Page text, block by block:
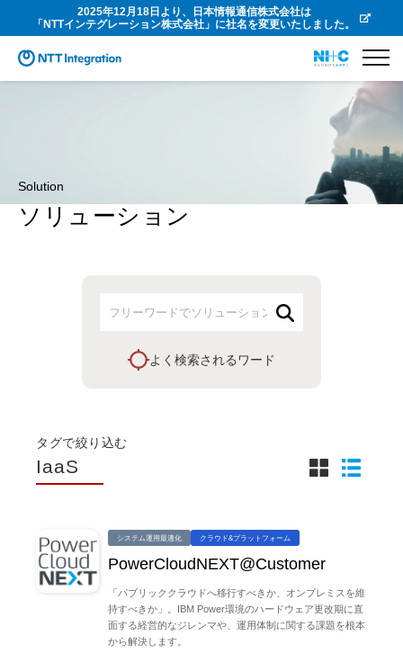
2025年12月18日より、日本情報通信株式会社は
「NTTインテグレーション株式会社」に社名を変更いたしました。
Solution
ソリューション
よく検索されるワード
タグで絞り込む
IaaS
システム運用最適化 クラウド&プラットフォーム
PowerCloudNEXT@Customer
「パブリッククラウドへ移行すべきか、オンプレミスを維
持すべきか」。IBM Power環境のハードウェア更改期に直
面する経営的なジレンマや、運用体制に関する課題を根本
から解決します。